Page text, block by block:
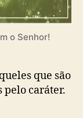
o Senhor!
que são
pelo caráter.